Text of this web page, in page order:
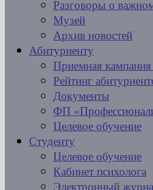
Разговоры о
Музей
Архив новостей
Абитуриенту
Приемная
Рейтинг
Документы
ФП
Целевое обучение
Студенту
Целевое обучение
Кабинет психолога
Электронный